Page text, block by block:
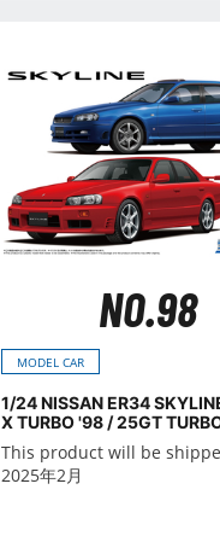
NO.98
MODEL CAR
1/24 NISSAN ER34
X TURBO '98 / 25GT
This product will be
2025年2月